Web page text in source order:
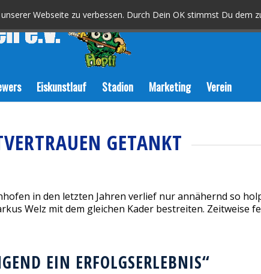
Webseite zu verbessen. Durch Dein OK stimmst Du dem
Eiskunstlauf Stadion Marketing Verein
GETANKT
in den letzten Jahren verlief nur annähernd so
Welz mit dem gleichen Kader bestreiten. Zeitweise
EIN ERFOLGSERLEBNIS“